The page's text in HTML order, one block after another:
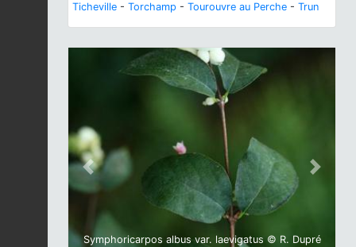
Ticheville - Torchamp - Tourouvre au Perche - Trun
Symphoricarpos albus var. laevigatus © R. Dupré
Previous Next